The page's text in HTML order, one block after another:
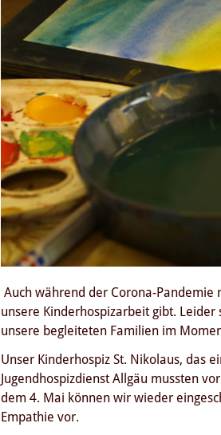
Auch während der Corona-
unsere Kinderhospizarbeit gibt.
unsere begleiteten Familien im
Unser Kinderhospiz St. Nikolaus, das
Jugendhospizdienst Allgäu mussten
dem 4. Mai können wir wieder
Empathie vor.